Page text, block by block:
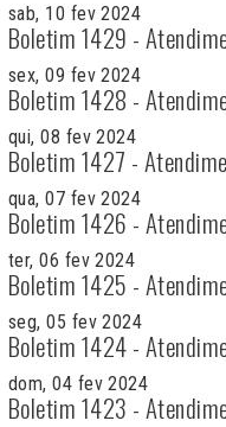
sab, 10 fev 2024
Boletim 1429 -
sex, 09 fev 2024
Boletim 1428 -
qui, 08 fev 2024
Boletim 1427 -
qua, 07 fev 2024
Boletim 1426 -
ter, 06 fev 2024
Boletim 1425 -
seg, 05 fev 2024
Boletim 1424 -
dom, 04 fev 2024
Boletim 1423 -